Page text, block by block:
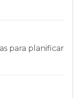
para planificar